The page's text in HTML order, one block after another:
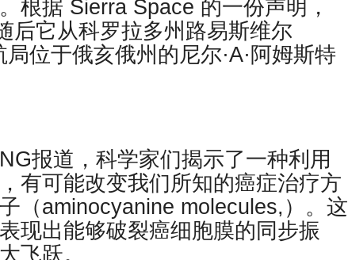
根据 Sierra Space 的一份声明，
后它从科罗拉多州路易斯维尔
位于俄亥俄州的尼尔·A·阿姆斯特
报道，科学家们揭示了一种利用
有可能改变我们所知的癌症治疗方
（aminocyanine molecules,）。这
现出能够破裂癌细胞膜的同步振
飞跃。